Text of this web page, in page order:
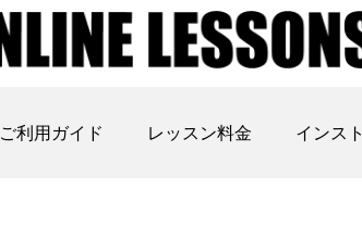
ご利用ガイド レッスン料金 インス